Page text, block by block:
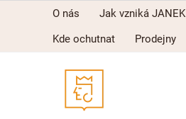
O nás Jak vzniká JANEK
Kde ochutnat
Prodejny